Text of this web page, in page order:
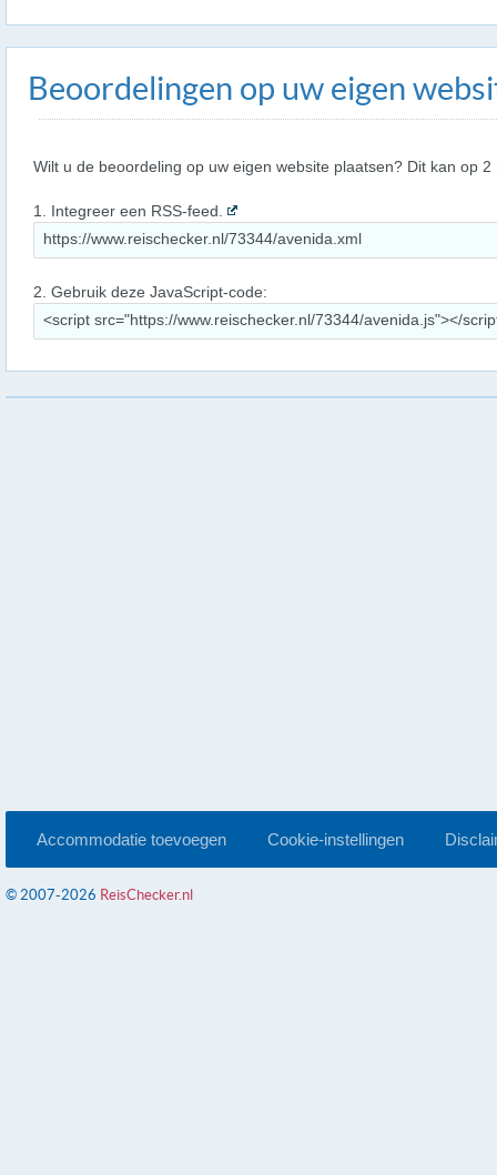
Beoordelingen op uw eigen
Wilt u de beoordeling op uw eigen website plaatsen? Dit kan op 2
1. Integreer een RSS-feed.
2. Gebruik deze JavaScript-code:
Accommodatie toevoegen Cookie-instellingen
© 2007-2026 ReisChecker.nl